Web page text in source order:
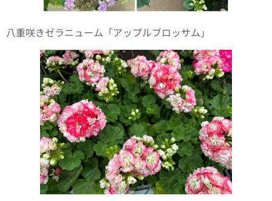
八重咲きゼラニューム「アップルブロッサム」